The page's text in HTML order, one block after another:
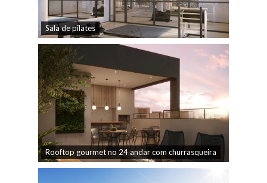
Sala de pilates
Rooftop gourmet no 24 andar com churrasqueira